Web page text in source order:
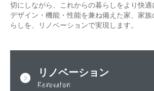
切にしながら、これからの暮らしをより快適
デザイン・機能・性能を兼ね備えた家、家
らしを、リノベーションで実現します。
リノベーション
Renovation